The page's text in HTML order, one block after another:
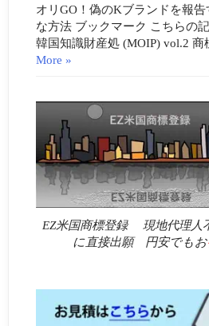
オリGO！偽のKブランドを報
な方法 ブックマーク こちらの
韓国知識財産処 (MOIP) vol.2
More »
EZ米国商標登録 現地代理人
に直接出願 円安でもお